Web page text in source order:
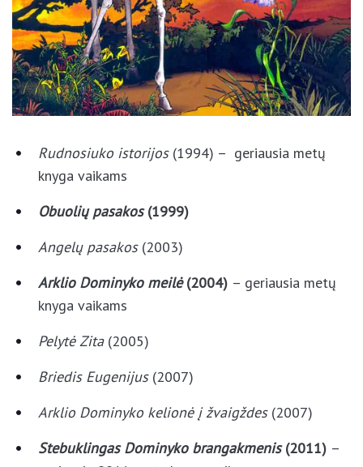
Rudnosiuko istorijos (1994) – geriausia metų
knyga vaikams
Obuolių pasakos(1999)
Angelų pasakos (2003)
Arklio Dominyko meilė(2004) – geriausia metų
knyga vaikams
Pelytė Zita(2005)
Briedis Eugenijus(2007)
Arklio Dominyko kelionė į žvaigždes(2007)
Stebuklingas Dominyko brangakmenis(2011)